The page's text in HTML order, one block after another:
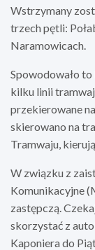
Wstrzymany
trzech pętli:
Naramowicach.
Spowodowało
kilku linii
przekierowane
skierowano na
Tramwaju,
W związku z
Komunikacyjne
zastępczą.
skorzystać z
Kaponiera do